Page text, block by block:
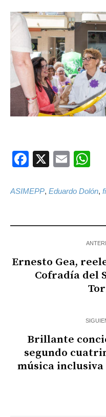
Facebook
X Email
ASIMEPP, Eduardo Dolón,
Ernesto Gea,
Cofradía del
Brillante
segundo
música inclusiva